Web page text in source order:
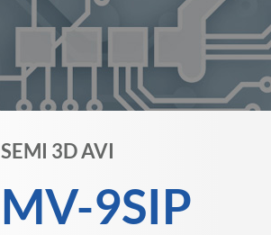
SEMI 3D AVI
MV-9SIP